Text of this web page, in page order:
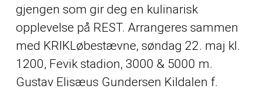
gjengen som gir deg en kulinarisk
opplevelse på REST. Arrangeres sammen
med KRIKLøbestævne, søndag 22. maj kl.
1200, Fevik stadion, 3000 & 5000 m.
Gustav Elisæus Gundersen Kildalen f.